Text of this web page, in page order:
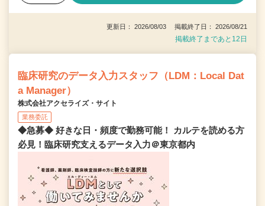
更新日： 2026/08/03 掲載終了日： 2026/08/21
掲載終了まであと12日
臨床研究のデータ入力スタッフ（LDM：Local Dat
a Manager）
株式会社アクセライズ・サイト
業務委託
◆急募◆ 好きな日・頻度で勤務可能！ カルテを読める方
必見！臨床研究支えるデータ入力＠東京都内